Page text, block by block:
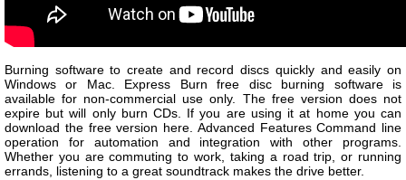
Burning software to create and record discs quickly and easily on
Windows or Mac. Express Burn free disc burning software is
available for non-commercial use only. The free version does not
expire but will only burn CDs. If you are using it at home you can
download the free version here. Advanced Features Command line
operation for automation and integration with other programs.
Whether you are commuting to work, taking a road trip, or running
errands, listening to a great soundtrack makes the drive better.